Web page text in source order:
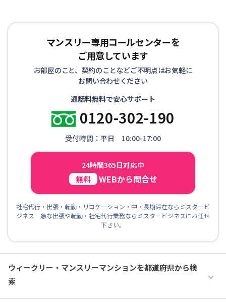
マンスリー専用コールセンターを
ご用意しています
お部屋のこと、契約のことなどご不明点はお気軽に
お問い合わせください
通話料無料で安心サポート
0120-302-190
受付時間：平日 10:00-17:00
24時間365日対応中
無料 WEBから問合せ
社宅代行・出張・転勤・リロケーション・中・長期滞在ならミスタービ
ジネス 急な出張や転勤・社宅代行業務ならミスタービジネスにお任せ
下さい。
ウィークリー・マンスリーマンションを都道府県から検
索